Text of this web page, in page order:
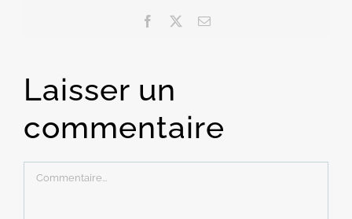
Facebook Email
Laisser un
commentaire
Commentaire